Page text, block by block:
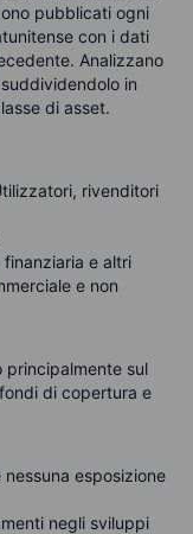
pubblicati ogni
con i dati
Analizzano
in
di asset.
rivenditori
e altri
e non
principalmente sul
di copertura e
esposizione
negli sviluppi